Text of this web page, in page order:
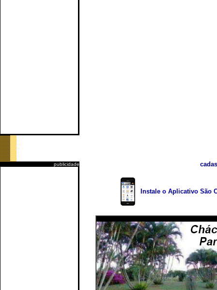
publicidade
Instale o Aplicativo São